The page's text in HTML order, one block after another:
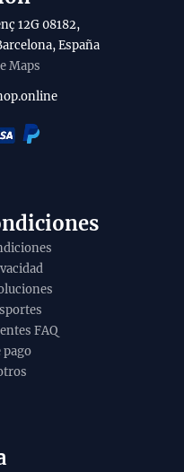
12G 08182,
España
Maps
FAQ
pago